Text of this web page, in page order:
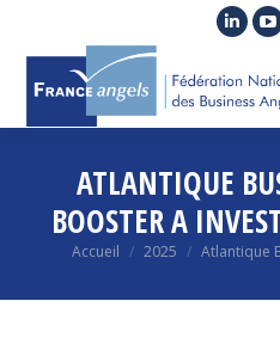
La
une
ATLANTIQUE
BOOSTER A
Vous êtes ici :
Accueil 2025 Atlantique